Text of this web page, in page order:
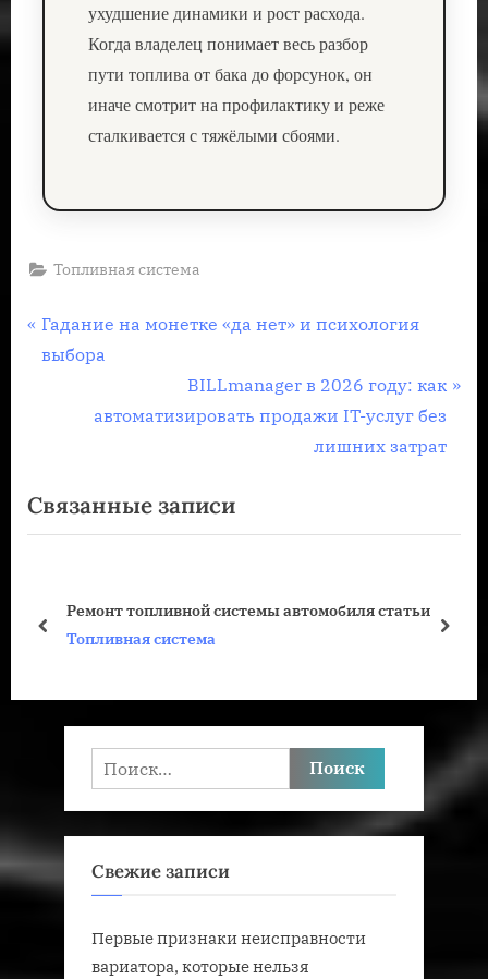
ухудшение динамики и рост расхода.
Когда владелец понимает весь разбор
пути топлива от бака до форсунок, он
иначе смотрит на профилактику и реже
сталкивается с тяжёлыми сбоями.
Топливная система
Навигация
записям
П
р
у
щ
з
Гадание на монетке «да нет» и психология
выбора
С
л
у
ю
и
ь
:
BILLmanager в 2026 году: как
автоматизировать продажи IT-услуг без
лишних затрат
Связанные записи
Ремонт топливной системы автомобиля статьи
Топливная система
пред
Найти:
Свежие записи
Первые признаки неисправности
вариатора, которые нельзя